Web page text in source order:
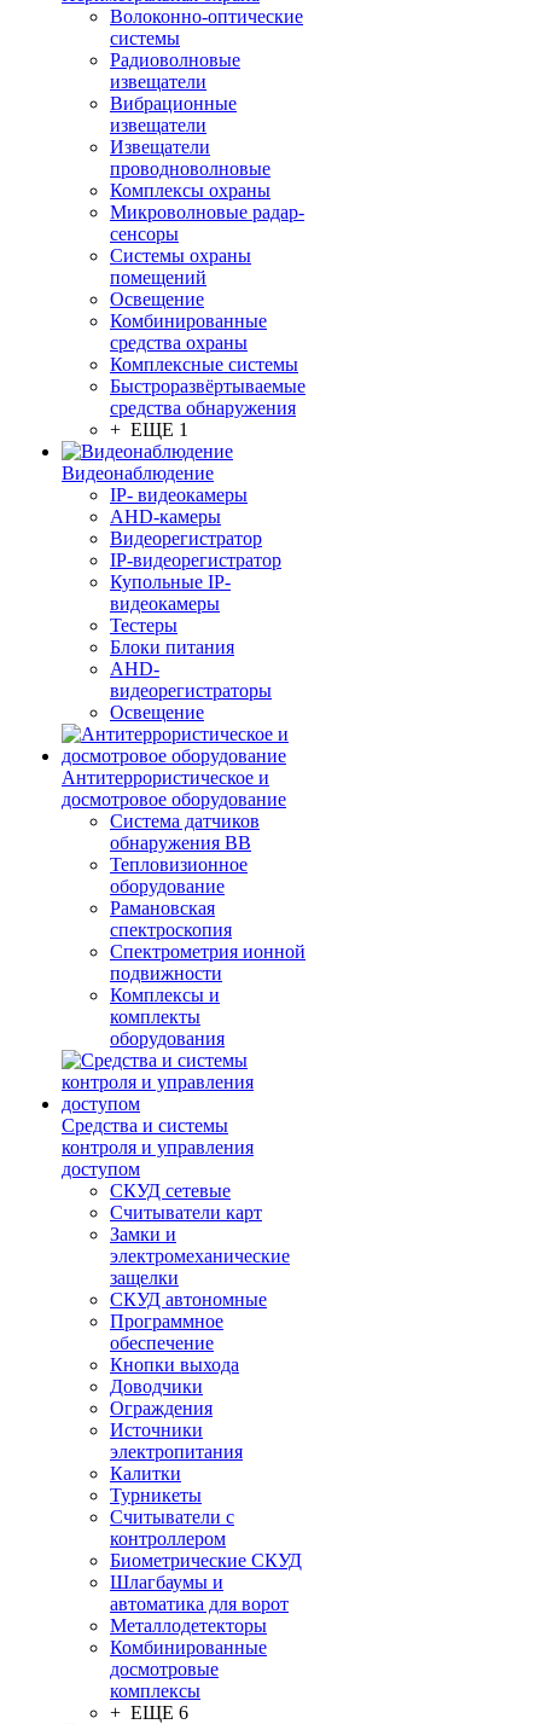
Волоконно-оптические
системы
Радиоволновые
извещатели
Вибрационные
извещатели
Извещатели
проводноволновые
Комплексы охраны
Микроволновые радар-
сенсоры
Системы охраны
помещений
Освещение
Комбинированные
средства охраны
Комплексные системы
Быстроразвёртываемые
средства обнаружения
+ ЕЩЕ 1
Видеонаблюдение
IP- видеокамеры
AHD-камеры
Видеорегистратор
IP-видеорегистратор
Купольные IP-
видеокамеры
Тестеры
Блоки питания
AHD-
видеорегистраторы
Освещение
Антитеррористическое и
досмотровое оборудование
Cистема датчиков
обнаружения ВВ
Тепловизионное
оборудование
Рамановская
спектроскопия
Спектрометрия ионной
подвижности
Комплексы и
комплекты
оборудования
Средства и системы
контроля и управления
доступом
СКУД сетевые
Считыватели карт
Замки и
электромеханические
защелки
СКУД автономные
Программное
обеспечение
Кнопки выхода
Доводчики
Ограждения
Источники
электропитания
Калитки
Турникеты
Считыватели с
контроллером
Биометрические СКУД
Шлагбаумы и
автоматика для ворот
Металлодетекторы
Комбинированные
досмотровые
комплексы
+ ЕЩЕ 6